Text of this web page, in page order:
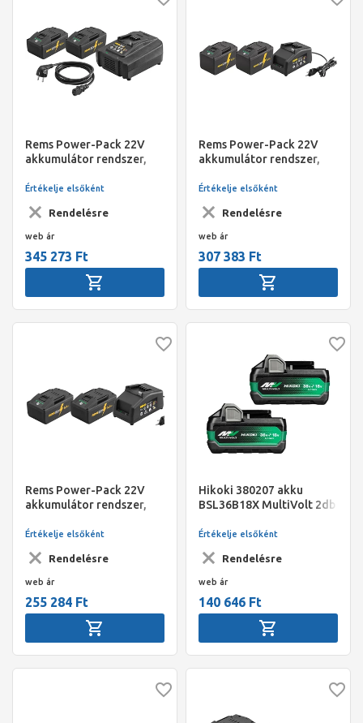
Rems Power-Pack 22V
akkumulátor rendszer,
Rendelésre
Értékelje elsőként
web ár
345 273 Ft
Rems Power-Pack 22V
akkumulátor rendszer,
Rendelésre
Értékelje elsőként
web ár
307 383 Ft
Rems Power-Pack 22V
akkumulátor rendszer,
Rendelésre
Értékelje elsőként
web ár
255 284 Ft
Hikoki 380207 akku
BSL36B18X MultiVolt 2db
Rendelésre
Értékelje elsőként
web ár
140 646 Ft